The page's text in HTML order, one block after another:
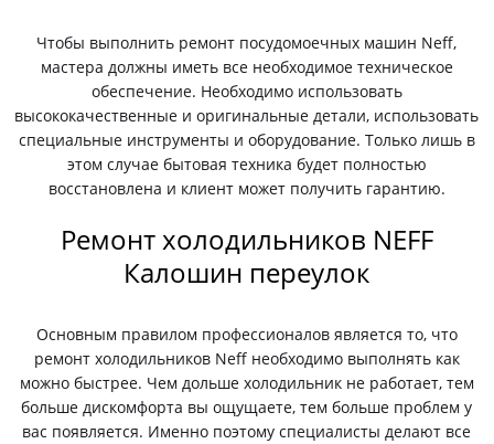
Чтобы выполнить ремонт посудомоечных машин Neff,
мастера должны иметь все необходимое техническое
обеспечение. Необходимо использовать
высококачественные и оригинальные детали, использовать
специальные инструменты и оборудование. Только лишь в
этом случае бытовая техника будет полностью
восстановлена и клиент может получить гарантию.
Ремонт холодильников NEFF
Калошин переулок
Основным правилом профессионалов является то, что
ремонт холодильников Neff необходимо выполнять как
можно быстрее. Чем дольше холодильник не работает, тем
больше дискомфорта вы ощущаете, тем больше проблем у
вас появляется. Именно поэтому специалисты делают все